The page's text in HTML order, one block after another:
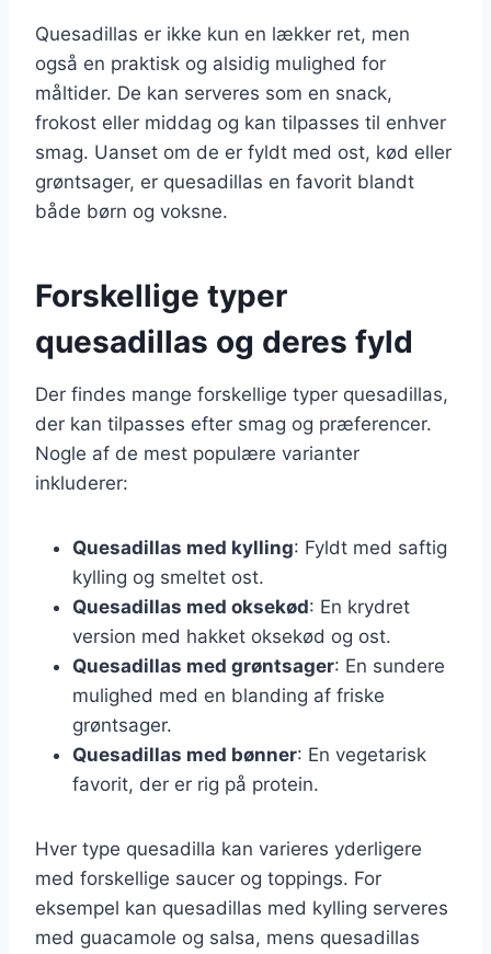
Quesadillas er ikke kun en lækker ret, men
også en praktisk og alsidig mulighed for
måltider. De kan serveres som en snack,
frokost eller middag og kan tilpasses til enhver
smag. Uanset om de er fyldt med ost, kød eller
grøntsager, er quesadillas en favorit blandt
både børn og voksne.
Forskellige typer
quesadillas og deres fyld
Der findes mange forskellige typer quesadillas,
der kan tilpasses efter smag og præferencer.
Nogle af de mest populære varianter
inkluderer:
Quesadillas med kylling: Fyldt med saftig
kylling og smeltet ost.
Quesadillas med oksekød: En krydret
version med hakket oksekød og ost.
Quesadillas med grøntsager: En sundere
mulighed med en blanding af friske
grøntsager.
Quesadillas med bønner: En vegetarisk
favorit, der er rig på protein.
Hver type quesadilla kan varieres yderligere
med forskellige saucer og toppings. For
eksempel kan quesadillas med kylling serveres
med guacamole og salsa, mens quesadillas